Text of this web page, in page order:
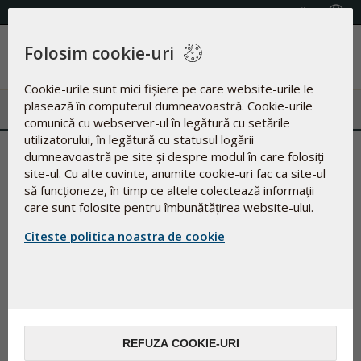
(+40) 21.316.06.54
Meniu
Secretul unui bronz sănătos?
07.08.2025
expunerea la soare. Dar știai că anumiți nutrienți pot
Folosim cookie-uri
Cookie-urile sunt mici fișiere pe care website-urile le
plasează în computerul dumneavoastră. Cookie-urile
comunică cu webserver-ul în legătură cu setările
utilizatorului, în legătură cu statusul logării
dumneavoastră pe site și despre modul în care folosiți
site-ul. Cu alte cuvinte, anumite cookie-uri fac ca site-ul
să funcționeze, în timp ce altele colectează informații
care sunt folosite pentru îmbunătățirea website-ului.
Citeste politica noastra de cookie
REFUZA COOKIE-URI